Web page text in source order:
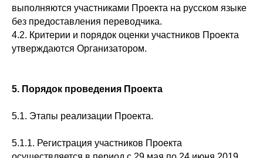
выполняются участниками Проекта на русском языке
без предоставления переводчика.
4.2. Критерии и порядок оценки участников Проекта
утверждаются Организатором.
5. Порядок проведения Проекта
5.1. Этапы реализации Проекта.
5.1.1. Регистрация участников Проекта